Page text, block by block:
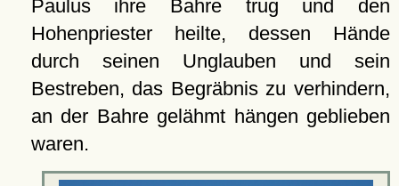
Paulus ihre Bahre trug und den
Hohenpriester heilte, dessen Hände
durch seinen Unglauben und sein
Bestreben, das Begräbnis zu verhindern,
an der Bahre gelähmt hängen geblieben
waren.